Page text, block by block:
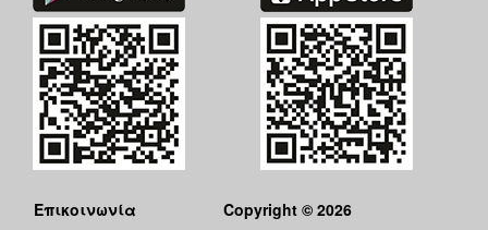
Επικοινωνία Copyright © 2026